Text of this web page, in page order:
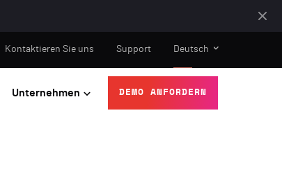
Unternehmen DEMO ANFORDERN
Kontaktieren Sie uns Support Deutsch